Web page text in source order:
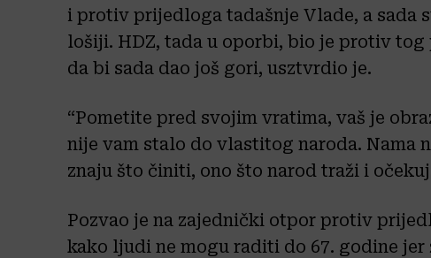
i protiv prijedloga tadašnje Vlade, a sada
lošiji. HDZ, tada u oporbi, bio je protiv
da bi sada dao još gori, usztvrdio je.
“Pometite pred svojim vratima, vaš je
nije vam stalo do vlastitog naroda. Nama
znaju što činiti, ono što narod traži i
Pozvao je na zajednički otpor protiv
kako ljudi ne mogu raditi do 67. godine